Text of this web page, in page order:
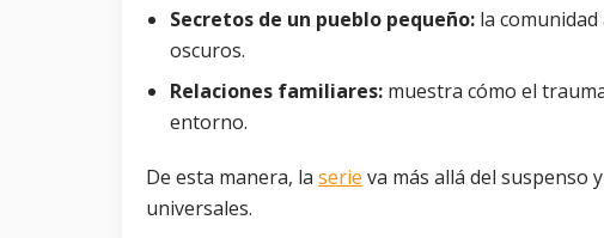
Secretos de un pueblo pequeño: la
oscuros.
Relaciones familiares: muestra cómo el
entorno.
De esta manera, la serie va más allá del suspenso
universales.